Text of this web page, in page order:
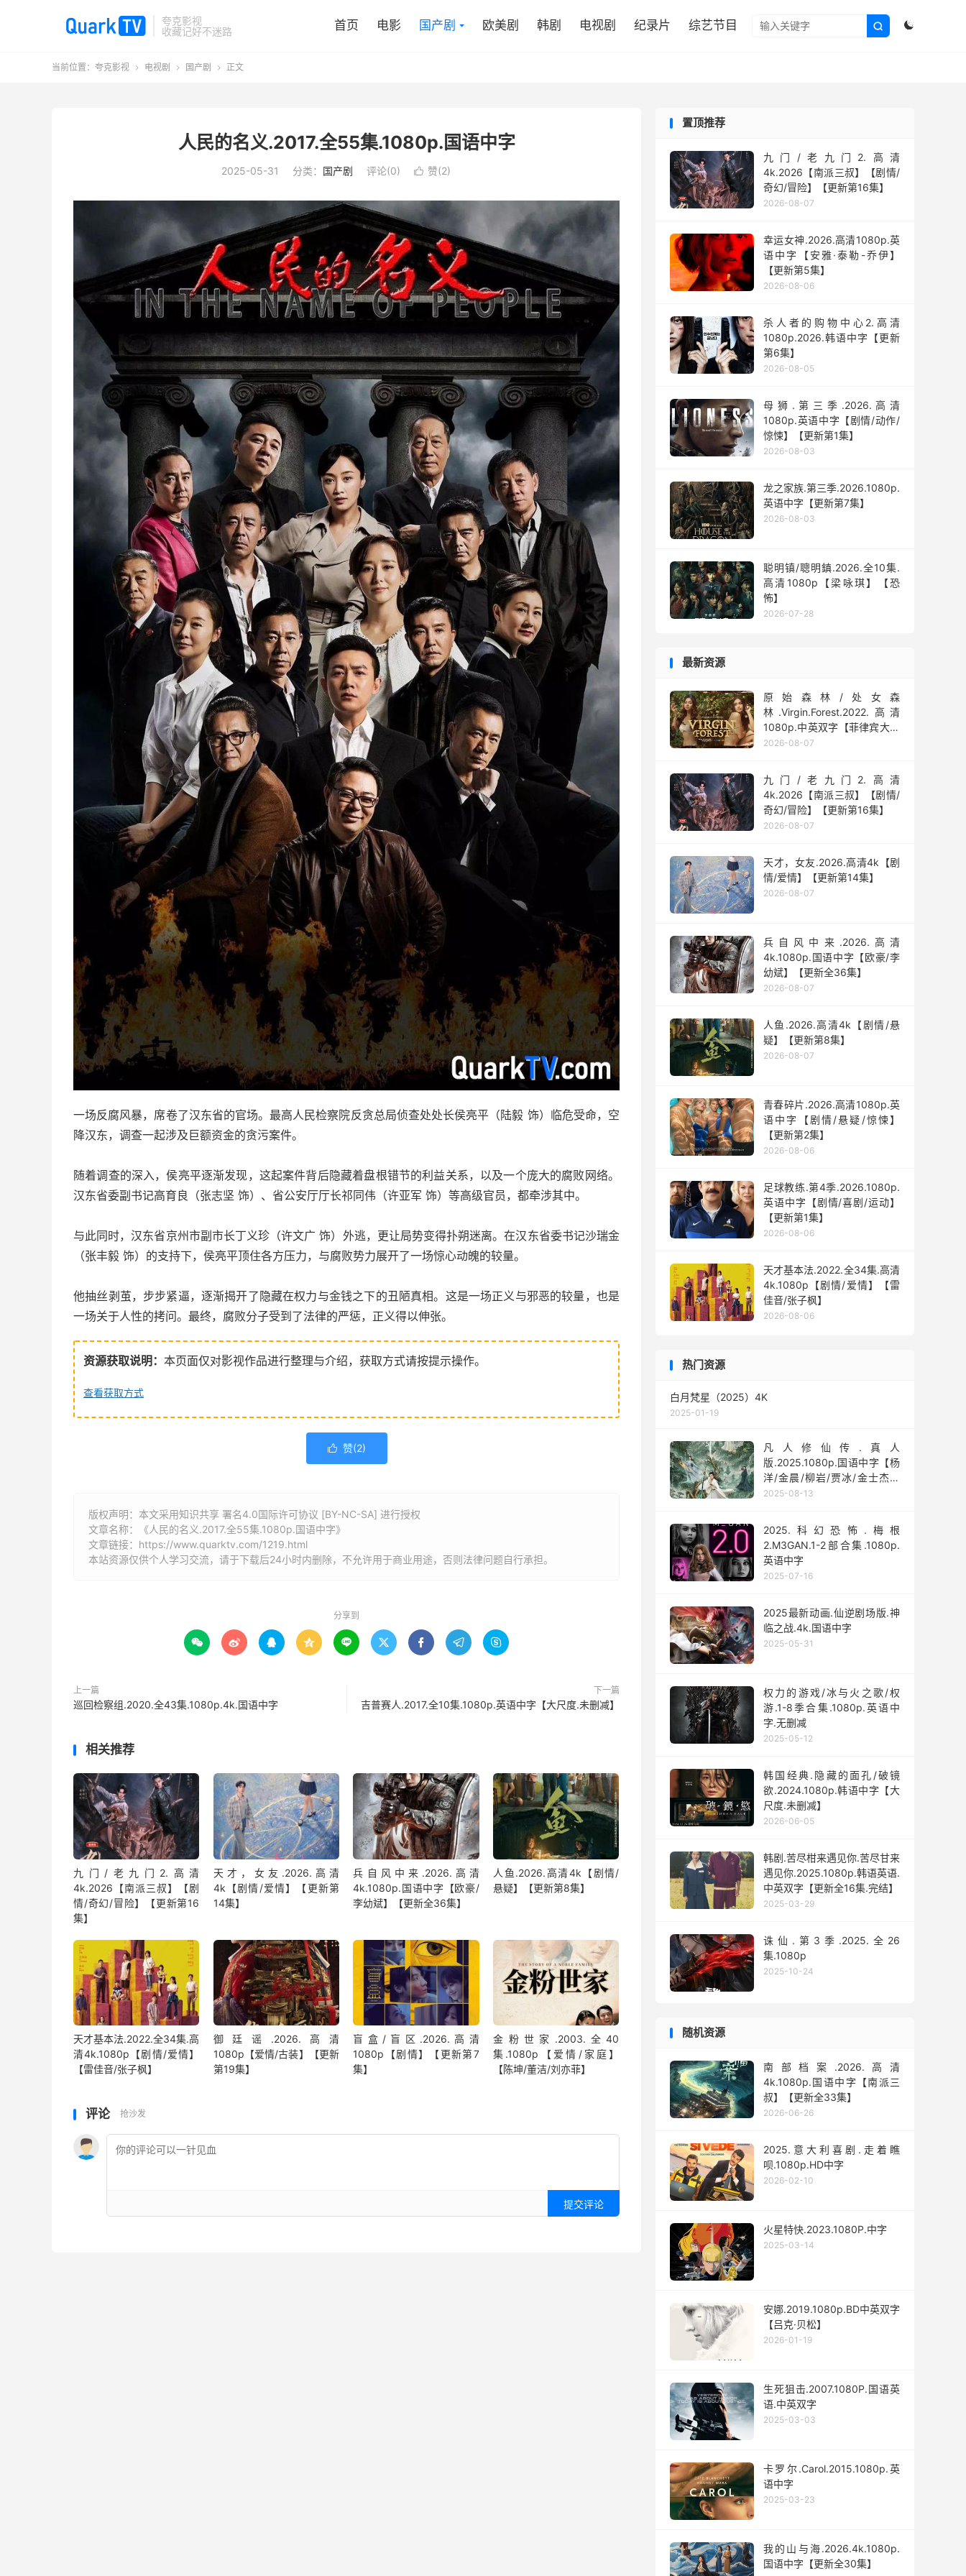
夸克影视
收藏记好不迷路


首页 电影 国产剧 欧美剧 韩剧 电视剧 纪录片 综艺节目
当前位置： 夸克影视  电视剧  国产剧  正文
人民的名义.2017.全55集.1080p.国语中字
2025-05-31 分类： 国产剧 评论(0)  赞(2)
一场反腐风暴，席卷了汉东省的官场。最高人民检察院反贪总局侦查处处长侯亮平（陆毅 饰）临危受命，空
降汉东，调查一起涉及巨额资金的贪污案件。
随着调查的深入，侯亮平逐渐发现，这起案件背后隐藏着盘根错节的利益关系，以及一个庞大的腐败网络。
汉东省委副书记高育良（张志坚 饰）、省公安厅厅长祁同伟（许亚军 饰）等高级官员，都牵涉其中。
与此同时，汉东省京州市副市长丁义珍（许文广 饰）外逃，更让局势变得扑朔迷离。在汉东省委书记沙瑞金
（张丰毅 饰）的支持下，侯亮平顶住各方压力，与腐败势力展开了一场惊心动魄的较量。
他抽丝剥茧，步步紧逼，逐渐揭开了隐藏在权力与金钱之下的丑陋真相。这是一场正义与邪恶的较量，也是
一场关于人性的拷问。最终，腐败分子受到了法律的严惩，正义得以伸张。
资源获取说明： 本页面仅对影视作品进行整理与介绍，获取方式请按提示操作。
查看获取方式
 赞(2)
版权声明：本文采用知识共享 署名4.0国际许可协议 [BY-NC-SA] 进行授权
文章名称：《人民的名义.2017.全55集.1080p.国语中字》
文章链接： https://www.quarktv.com/1219.html
本站资源仅供个人学习交流，请于下载后24小时内删除，不允许用于商业用途，否则法律问题自行承担。
分享到
        
上一篇
巡回检察组.2020.全43集.1080p.4k.国语中字
下一篇
吉普赛人.2017.全10集.1080p.英语中字【大尺度.未删减】
相关推荐
九门/老九门2.高清
4k.2026【南派三叔】【剧
情/奇幻/冒险】【更新第16
集】
天才，女友.2026.高清
4k【剧情/爱情】【更新第
14集】
兵自风中来‎.2026.高清
4k.1080p.国语中字【欧豪/
李幼斌】【更新全36集】
人鱼.2026.高清4k【剧情/
悬疑】【更新第8集】
天才基本法.2022.全34集.高
清4k.1080p【剧情/爱情】
【雷佳音/张子枫】
御廷谣.2026.高清
1080p【爱情/古装】【更新
第19集】
盲盒/盲区.2026.高清
1080p【剧情】【更新第7
集】
金粉世家.2003.全40
集.1080p【爱情/家庭】
【陈坤/董洁/刘亦菲】
评论 抢沙发
提交评论
置顶推荐
九门/老九门2.高清
4k.2026【南派三叔】【剧情/
奇幻/冒险】【更新第16集】
2026-08-07
幸运女神.2026.高清1080p.英
语中字【安雅·泰勒-乔伊】
【更新第5集】
2026-08-06
杀人者的购物中心2.高清
1080p.2026.韩语中字【更新
第6集】
2026-08-05
母狮.第三季.2026.高清
1080p.英语中字【剧情/动作/
惊悚】【更新第1集】
2026-08-03
龙之家族.第三季.2026.1080p.
英语中字【更新第7集】
2026-08-03
聪明镇/聰明鎮.2026.全10集.
高清1080p【梁咏琪】【恐
怖】
2026-07-28
最新资源
原始森林/处女森
林.Virgin.Forest.2022.高清
1080p.中英双字【菲律宾大尺
度】
2026-08-07
九门/老九门2.高清
4k.2026【南派三叔】【剧情/
奇幻/冒险】【更新第16集】
2026-08-07
天才，女友.2026.高清4k【剧
情/爱情】【更新第14集】
2026-08-07
兵自风中来‎.2026.高清
4k.1080p.国语中字【欧豪/李
幼斌】【更新全36集】
2026-08-07
人鱼.2026.高清4k【剧情/悬
疑】【更新第8集】
2026-08-07
青春碎片.2026.高清1080p.英
语中字【剧情/悬疑/惊悚】
【更新第2集】
2026-08-06
足球教练.第4季.2026.1080p.
英语中字【剧情/喜剧/运动】
【更新第1集】
2026-08-06
天才基本法.2022.全34集.高清
4k.1080p【剧情/爱情】【雷
佳音/张子枫】
2026-08-06
热门资源
白月梵星（2025）4K
2025-01-19
凡人修仙传.真人
版.2025.1080p.国语中字【杨
洋/金晨/柳岩/贾冰/金士杰】
【全30集】
2025-08-13
2025.科幻恐怖.梅根
2.M3GAN.1-2部合集.1080p.
英语中字
2025-07-16
2025最新动画.仙逆剧场版.神
临之战.4k.国语中字
2025-05-31
权力的游戏/冰与火之歌/权
游.1-8季合集.1080p.英语中
字.无删减
2025-05-12
韩国经典.隐藏的面孔/破镜
欲.2024.1080p.韩语中字【大
尺度.未删减】
2026-06-05
韩剧.苦尽柑来遇见你.苦尽甘来
遇见你.2025.1080p.韩语英语.
中英双字【更新全16集.完结】
2025-03-29
诛仙.第3季.2025.全26
集.1080p
2025-10-24
随机资源
南部档案.2026.高清
4k.1080p.国语中字【南派三
叔】【更新全33集】
2026-06-26
2025.意大利喜剧.走着瞧
呗.1080p.HD中字
2026-02-10
火星特快.2023.1080P.中字
2025-03-14
安娜.2019.1080p.BD中英双字
【吕克·贝松】
2026-01-19
生死狙击.2007.1080P.国语英
语.中英双字
2025-03-03
卡罗尔.Carol.2015.1080p.英
语中字
2025-03-23
我的山与海.2026.4k.1080p.
国语中字【更新全30集】